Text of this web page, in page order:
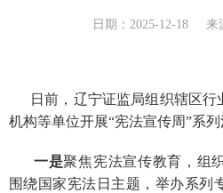
日期：2025-12-18 来
日前，辽宁证监局组织辖区
机构等单位开展“宪法宣传周”系列
一是聚焦宪法宣传教育， 组
围绕国家宪法日主题，举办系列